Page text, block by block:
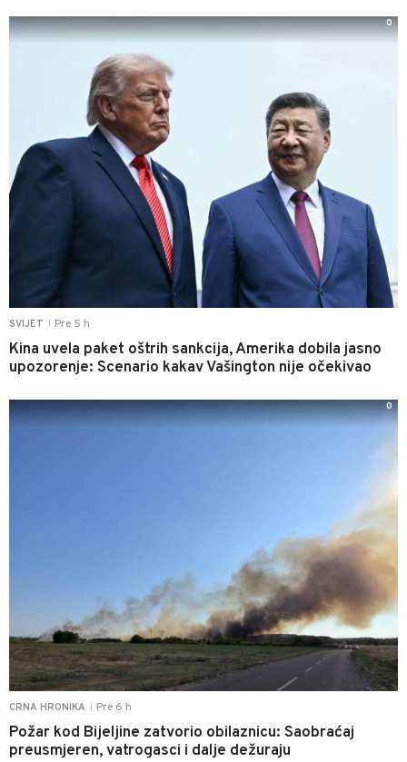
SVIJET Pre 5 h
Kina uvela paket oštrih sankcija, Amerika dobila jasno
upozorenje: Scenario kakav Vašington nije očekivao
0
CRNA HRONIKA Pre 6 h
Požar kod Bijeljine zatvorio obilaznicu: Saobraćaj
preusmjeren, vatrogasci i dalje dežuraju
0